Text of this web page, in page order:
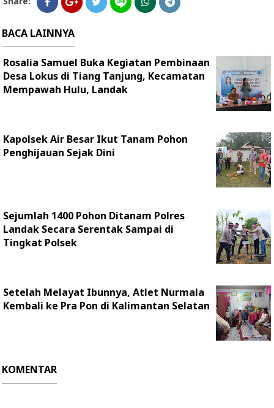
BACA LAINNYA
Rosalia Samuel Buka Kegiatan Pembinaan
Desa Lokus di Tiang Tanjung, Kecamatan
Mempawah Hulu, Landak
Kapolsek Air Besar Ikut Tanam Pohon
Penghijauan Sejak Dini
Sejumlah 1400 Pohon Ditanam Polres
Landak Secara Serentak Sampai di
Tingkat Polsek
Setelah Melayat Ibunnya, Atlet Nurmala
Kembali ke Pra Pon di Kalimantan Selatan
KOMENTAR